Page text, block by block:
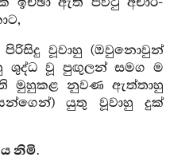
පිරිසිදු වූවාහු (ඔවුනොවුන්
ශුද්ධ වූ පුඟුලන් සමග ම
මුහුකළ නුවණ ඇත්තාහු
යුතු වූවාහු දුක්
නිමි.